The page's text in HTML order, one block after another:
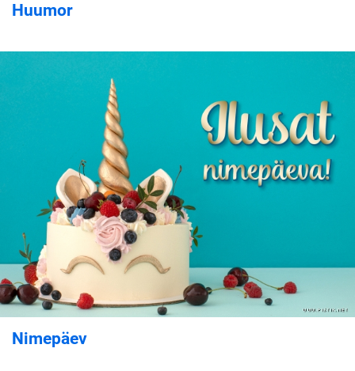
Huumor
Nimepäev